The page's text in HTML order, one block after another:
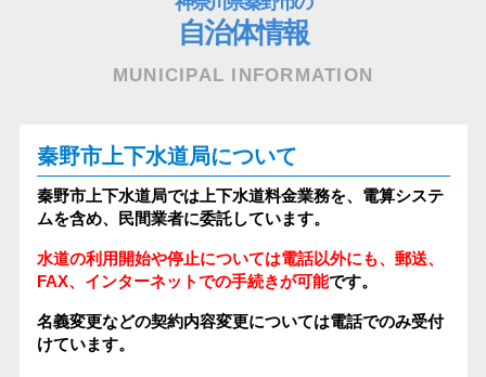
自治体情報
MUNICIPAL INFORMATION
秦野市上下水道局について
秦野市上下水道局では上下水道料金業務を、電算システ
ムを含め、民間業者に委託しています。
水道の利用開始や停止については電話以外にも、郵送、
FAX、インターネットでの手続きが可能です。
名義変更などの契約内容変更については電話でのみ受付
けています。